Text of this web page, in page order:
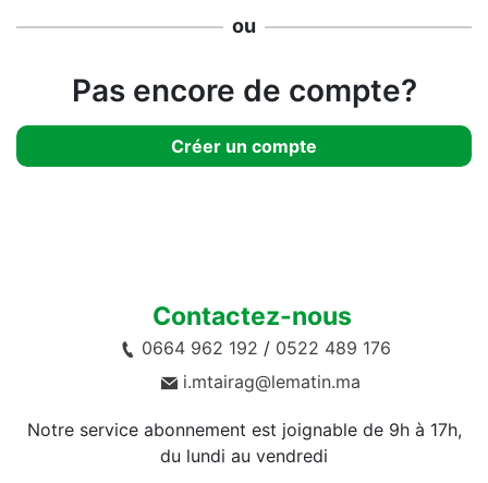
ou
Pas encore de compte?
Créer un compte
Contactez-nous
0664 962 192 / 0522 489 176
i.mtairag@lematin.ma
Notre service abonnement est joignable de 9h à 17h,
du lundi au vendredi